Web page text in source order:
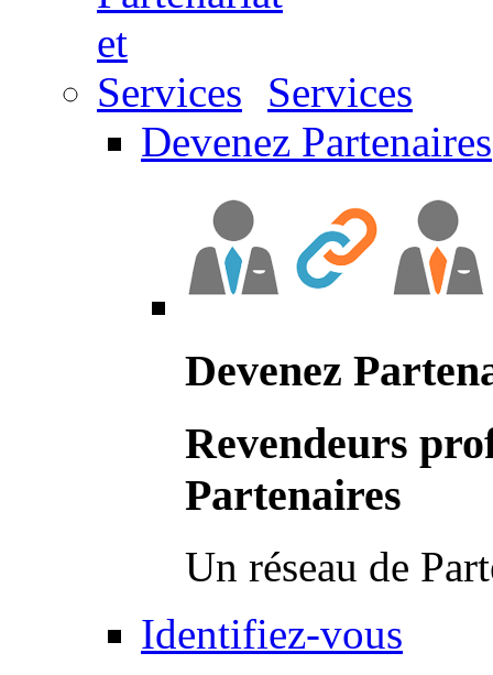
Services
Devenez Partenaires
Devenez
Revendeurs
Partenaires
Un réseau de
Identifiez-vous